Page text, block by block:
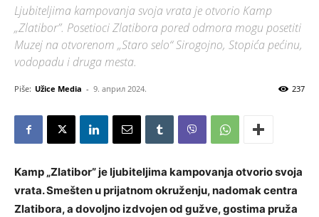
Ljubiteljima kampovanja svoja vrata je otvorio Kamp
„Zlatibor”. Posetioci Zlatibora pored odmora mogu posetiti
Muzej na otvorenom „Staro selo“ Sirogojno, Stopića pećinu,
vodopadu i druga mesta.
Piše: Užice Media - 9. април 2024. 237
Kamp „Zlatibor” je ljubiteljima kampovanja otvorio svoja
vrata. Smešten u prijatnom okruženju, nadomak centra
Zlatibora, a dovoljno izdvojen od gužve, gostima pruža